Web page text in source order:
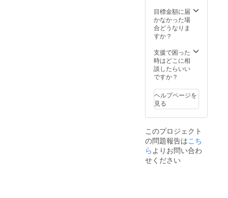
の他 送
料、消
費税は
年12月
～2025
年1月と
円 ※
カッコ
内は、
通常価
ちらは
配送限
定で
す。消
送料は
込みで
す。 ※
お届け
年12月
～2025
年1月と
なりま
す。
目標金額に届
かなかった場
合どうなりま
すか？
支援で困った
時はどこに相
談したらいい
ですか？
ヘルプページを
見る
このプロジェクト
の問題報告はこち
らよりお問い合わ
せください